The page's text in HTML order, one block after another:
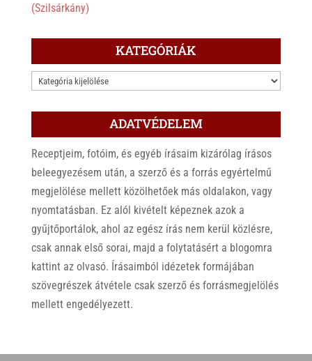
(Szilsárkány)
KATEGÓRIÁK
KATEGÓRIÁK
ADATVÉDELEM
Receptjeim, fotóim, és egyéb írásaim kizárólag írásos
beleegyezésem után, a szerző és a forrás egyértelmű
megjelölése mellett közölhetőek más oldalakon, vagy
nyomtatásban. Ez alól kivételt képeznek azok a
gyűjtőportálok, ahol az egész írás nem kerül közlésre,
csak annak első sorai, majd a folytatásért a blogomra
kattint az olvasó. Írásaimból idézetek formájában
szövegrészek átvétele csak szerző és forrásmegjelölés
mellett engedélyezett.